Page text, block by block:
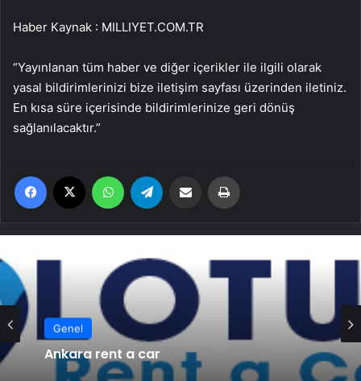
Haber Kaynak : MILLIYET.COM.TR
“Yayınlanan tüm haber ve diğer içerikler ile ilgili olarak
yasal bildirimlerinizi bize iletişim sayfası üzerinden iletiniz.
En kısa süre içerisinde bildirimlerinize geri dönüş
sağlanılacaktır.”
Facebook WhatsApp Email'den paylaş
Genel
Ankara rent a car